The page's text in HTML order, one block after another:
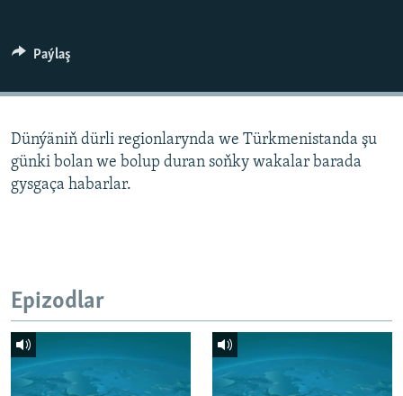
Paýlaş
Dünýäniň dürli regionlarynda we Türkmenistanda şu
günki bolan we bolup duran soňky wakalar barada
gysgaça habarlar.
Epizodlar